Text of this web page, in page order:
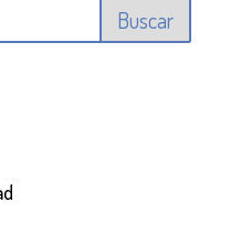
Buscar